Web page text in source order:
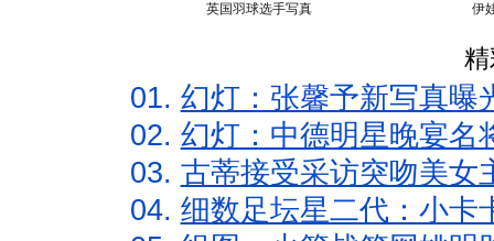
英国羽球选手写真 伊
01. 幻灯：张馨予新写真曝
02. 幻灯：中德明星晚宴名
03. 古蒂接受采访突吻美女
04. 细数足坛星二代：小卡